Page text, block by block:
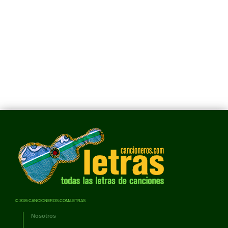
© 2026 CANCIONEROS.COM/LETRAS
Nosotros